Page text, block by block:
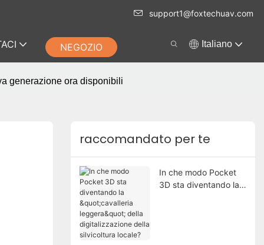
support1@foxtechuav.com
NEGOZIO Italiano
generazione ora disponibili
raccomandato per te
In che modo Pocket
3D sta diventando la